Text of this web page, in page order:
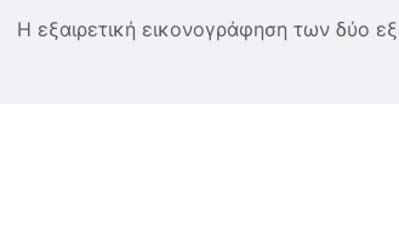
Η εξαιρετική εικονογράφηση των δύο